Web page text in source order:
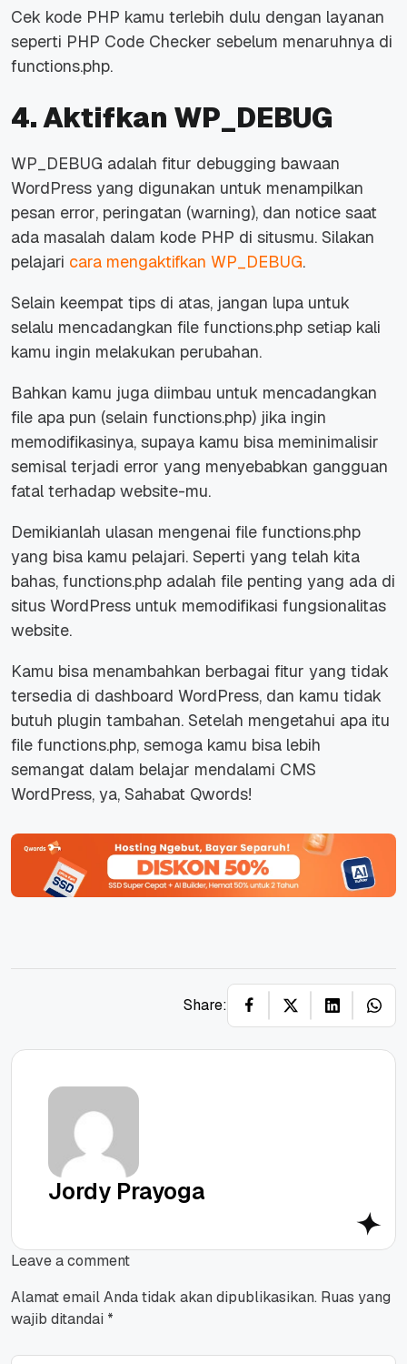
Cek kode PHP kamu terlebih dulu dengan layanan
seperti PHP Code Checker sebelum menaruhnya di
functions.php.
4. Aktifkan WP_DEBUG
WP_DEBUG adalah fitur debugging bawaan
WordPress yang digunakan untuk menampilkan
pesan error, peringatan (warning), dan notice saat
ada masalah dalam kode PHP di situsmu. Silakan
pelajari cara mengaktifkan WP_DEBUG.
Selain keempat tips di atas, jangan lupa untuk
selalu mencadangkan file functions.php setiap kali
kamu ingin melakukan perubahan.
Bahkan kamu juga diimbau untuk mencadangkan
file apa pun (selain functions.php) jika ingin
memodifikasinya, supaya kamu bisa meminimalisir
semisal terjadi error yang menyebabkan gangguan
fatal terhadap website-mu.
Demikianlah ulasan mengenai file functions.php
yang bisa kamu pelajari. Seperti yang telah kita
bahas, functions.php adalah file penting yang ada di
situs WordPress untuk memodifikasi fungsionalitas
website.
Kamu bisa menambahkan berbagai fitur yang tidak
tersedia di dashboard WordPress, dan kamu tidak
butuh plugin tambahan. Setelah mengetahui apa itu
file functions.php, semoga kamu bisa lebih
semangat dalam belajar mendalami CMS
WordPress, ya, Sahabat Qwords!
Share:
Jordy Prayoga
Leave a comment
Alamat email Anda tidak akan dipublikasikan. Ruas yang
wajib ditandai *